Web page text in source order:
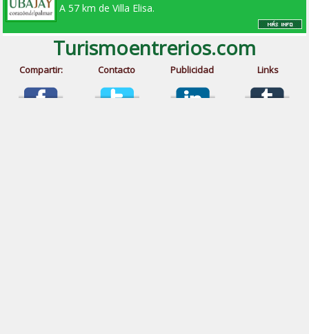
A 57 km de Villa Elisa.
Turismoentrerios.com
Compartir: Contacto Publicidad Links